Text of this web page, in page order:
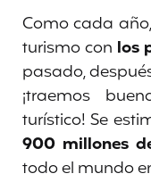
Como cada
turismo con los
pasado,
¡traemos
turístico! Se
900 millones
todo el mundo